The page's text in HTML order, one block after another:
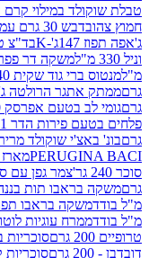
קרם דובדבן 86 גרם
דבש 30 גרם עמק חפר
טרולי
בד"צ טורינו טנטיישן
משקה דר פפר בקבוק 450מ"ל
גוד שקית 140 גרם
הרולטה ג'לי ענק 90 גרם
אפרסק 500 גרם
הדר 1 ק"ג
שוקולד מריר 175ג'
מארז מרציפן ללא
תות בננה 300 מ"ל בודד
בראבו תפוזים 300 מ"ל בודד
עוגיות לוטוס קרמל 400 גרם
סוכריות בפחית פרות יער -
סוכריות קלפני בטעם